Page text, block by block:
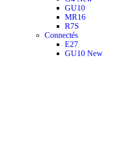
GU10
MR16
R7S
Connectés
E27
GU10 New